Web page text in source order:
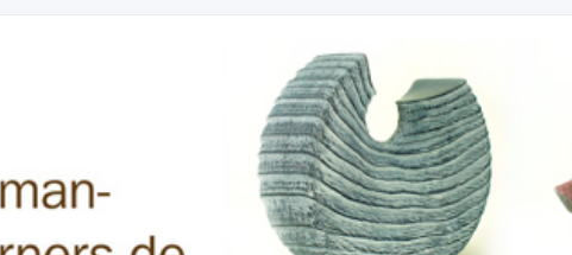
Woodturners *Forum Sauerland*